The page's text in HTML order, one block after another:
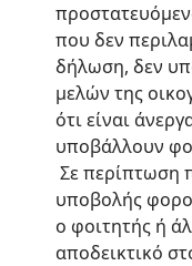
που δεν
δήλωση, δεν
μελών της
ότι είναι
υποβάλλουν
Σε περίπτωση
υποβολής
ο φοιτητής ή
αποδεικτικό